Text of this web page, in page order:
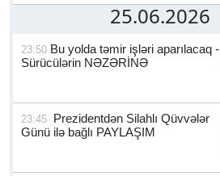
25.06.2026
23:50 Bu yolda təmir işləri aparılacaq -
Sürücülərin NƏZƏRİNƏ
23:45 Prezidentdən Silahlı Qüvvələr
Günü ilə bağlı PAYLAŞIM